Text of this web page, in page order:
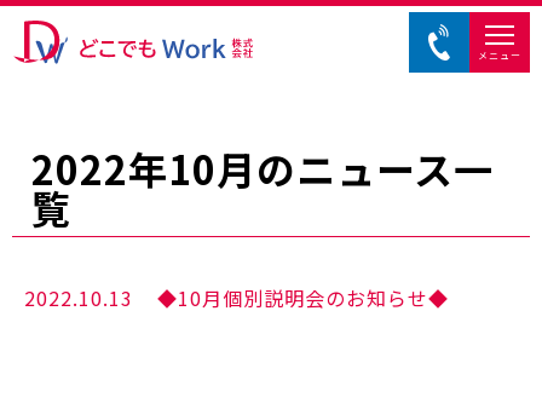
メニュー
2022年10月のニュース一
覧
2022.10.13 ◆10月個別説明会のお知らせ◆